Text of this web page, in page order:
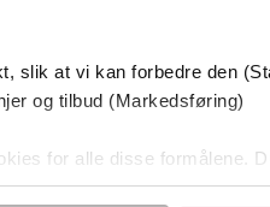
slik at vi kan forbedre den
og tilbud (Markedsføring)
for alle disse formålene.
når som helst trekke